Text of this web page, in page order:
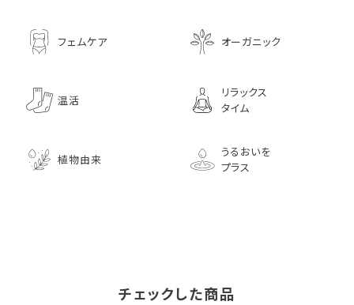
フェムケア オーガニック
温活
リラックス
タイム
植物由来
うるおいを
プラス
チェックした商品